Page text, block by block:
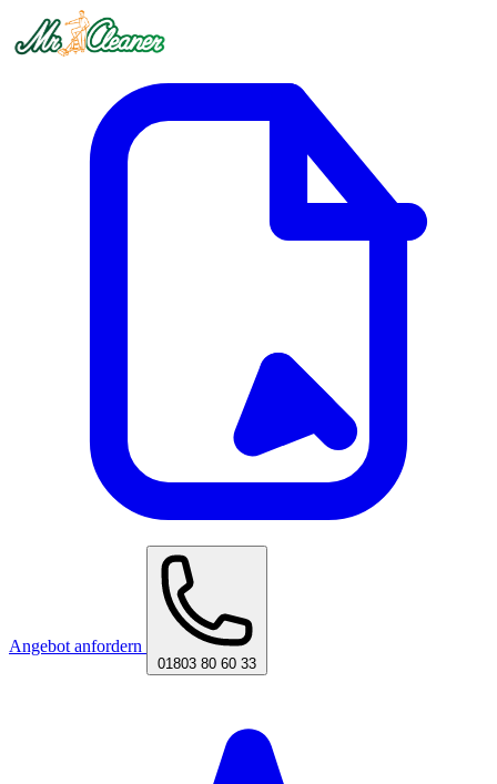
Angebot anfordern
01803 80 60 33